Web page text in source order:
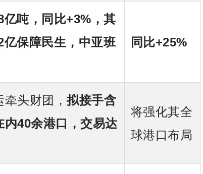
亿吨，同比+3%，其
亿保障民生，中亚班
同比+25%
牵头财团，拟接手含
内40余港口，交易达
将强化其全
球港口布局